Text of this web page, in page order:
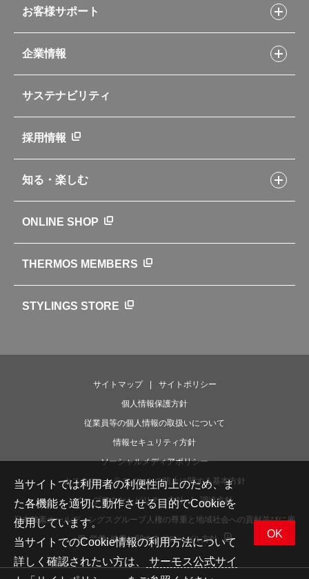
ソフトクーラー・バッグ
自転車専用ボトル
アパレル小物
新製品一覧
カタログ
スープジャーレシピ
イージースモーカーレシピ
レシピ本のご紹介
お客様サポート
交換用部品の購入方法
部品の種類や販売状況を調べる
よくあるご質問・お問い合わせ
企業情報
企業理念
会社概要
ニュース
世界のサーモス
サーモスの歴史
サステナビリティ
採用情報
知る・楽しむ
クラブサーモス
WEBマガジン
お弁当にエールを込めて
ONLINE SHOP
THERMOS MEMBERS
STYLINGS STORE
サイトマップ
サイトポリシー
個人情報保護方針
従業員等の個人情報の取扱いについて
情報セキュリティ方針
ソーシャルメディアポリシー
カスタマーハラスメントの防止に関する基本方針
ウェブアクセシビリティ方針
調達方針
日本酸素ホールディングスグループ人権の尊重と地域社会への貢献並びに雇
用･労働･健康に関するグローバル方針
当サイトでは利用者の利便性向上のため、ま
た各機能を適切に動作させる目的でCookieを
使用しています。
当サイトでのCookie情報の利用方法について
詳しく確認されたい方は、
サーモス公式サイ
OK